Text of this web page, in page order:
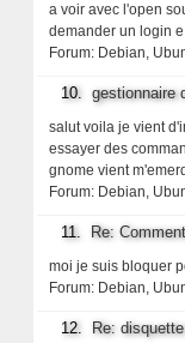
a voir avec l'open
demander un login e
Forum: Debian,
10. gestionnaire
salut voila je vient
essayer des
gnome vient
Forum: Debian,
11. Re:
moi je suis bloquer
Forum: Debian,
12. Re: